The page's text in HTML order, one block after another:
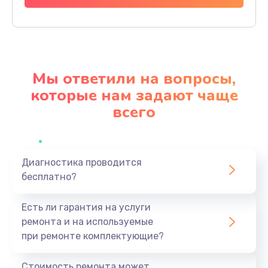
Заказать
Ремонт блока питания
Заказать
370 руб.
Мы ответили на вопросы,
которые нам задают чаще
всего
Диагностика проводится
бесплатно?
Есть ли гарантия на услуги
ремонта и на используемые
при ремонте комплектующие?